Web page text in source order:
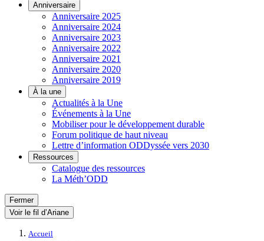
Anniversaire
Anniversaire 2025
Anniversaire 2024
Anniversaire 2023
Anniversaire 2022
Anniversaire 2021
Anniversaire 2020
Anniversaire 2019
À la une
Actualités à la Une
Événements à la Une
Mobiliser pour le développement durable
Forum politique de haut niveau
Lettre d’information ODDyssée vers 2030
Ressources
Catalogue des ressources
La Méth’ODD
Fermer
Voir le fil d’Ariane
Accueil